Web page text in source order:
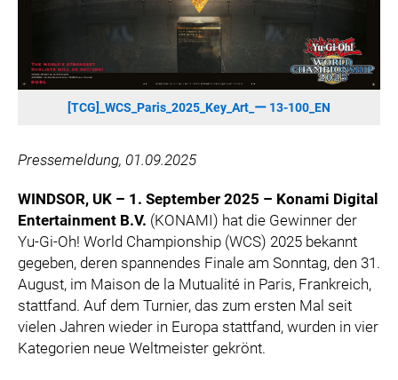
KOSPET
ONKYO
WARNER BROS. DISCOVERY GLOBAL CONSUMER PRODUCTS
RABEA ROGGE
SWITCHBOT
SUPERUM
MEDIA
PRESSEBILDER
PRESSEKONTAKT
[TCG]_WCS_Paris_2025_Key_Art_ー 13-100_EN
Pressemeldung, 01.09.2025
WINDSOR, UK – 1. September 2025 – Konami Digital
Entertainment B.V. (KONAMI) hat die Gewinner der
Yu-Gi-Oh! World Championship (WCS) 2025 bekannt
gegeben, deren spannendes Finale am Sonntag, den 31.
August, im Maison de la Mutualité in Paris, Frankreich,
stattfand. Auf dem Turnier, das zum ersten Mal seit
vielen Jahren wieder in Europa stattfand, wurden in vier
Kategorien neue Weltmeister gekrönt.